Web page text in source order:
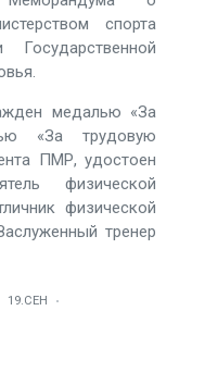
спорта
медалью «За
«За трудовую
ПМР, удостоен
физической
физической
тренер
19.СЕН